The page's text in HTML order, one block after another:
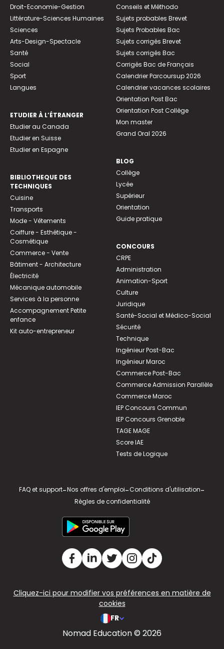
Droit-Economie-Gestion
Littérature-Sciences Humaines
Sciences
Arts-Design-Spectacle
Santé
Social
Sport
Langues
ETUDIER À L’ÉTRANGER
Etudier au Canada
Etudier en Suisse
Etudier en Espagne
BIBLIOTHEQUE DES
TECHNIQUES
Cuisine
Transports
Mode - Vêtements
Coiffure - Esthétique -
Cosmétique
Commerce - Vente
Bâtiment - Architecture
Électricité
Mécanique automobile
Services à la personne
Accompagnement Petite
enfance
Kit auto-entrepreneur
Conseils et Méthodo
Sujets probables Brevet
Sujets Probables Bac
Sujets corrigés Brevet
Sujets corrigés Bac
Corrigés Bac de Français
Calendrier Parcoursup 2026
Calendrier vacances scolaires
Orientation Post Bac
Orientation Post Collège
Mon master
Grand Oral 2026
BLOG
Collège
Lycée
Supérieur
Orientation
Guide pratique
CONCOURS
CRPE
Administration
Animation-Sport
Culture
Juridique
Santé-Social et Médico-Social
Sécurité
Technique
Ingénieur Post-Bac
Ingénieur Maroc
Commerce Post-Bac
Commerce Admission Parallèle
Commerce Maroc
IEP Concours Commun
IEP Concours Grenoble
TAGE MAGE
Score IAE
Tests de Logique
FAQ et support-Nos offres d'emploi-Conditions d'utilisation-
Règles de confidentialité
Cliquez-ici pour modifier vos préférences en matière de
cookies
FR
Nomad Education © 2026